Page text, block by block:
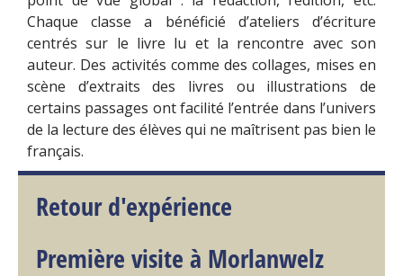
Chaque classe a bénéficié d’ateliers d’écriture
centrés sur le livre lu et la rencontre avec son
auteur. Des activités comme des collages, mises en
scène d’extraits des livres ou illustrations de
certains passages ont facilité l’entrée dans l’univers
de la lecture des élèves qui ne maîtrisent pas bien le
français.
Retour d'expérience
Première visite à Morlanwelz